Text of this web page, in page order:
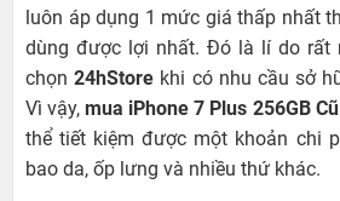
luôn áp dụng 1 mức giá thấp nhất
dùng được lợi nhất. Đó là lí do rất
chọn24hStore khi có nhu cầu sở
Vì vậy,mua iPhone 7 Plus 256GB Cũ
thể tiết kiệm được một khoản chi
bao da, ốp lưng và nhiều thứ khác.